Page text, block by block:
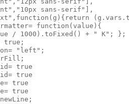
sans-serif"],
function(value){
/ 1000).toFixed() + " K"; };
true;
"left";
true
true
true
true